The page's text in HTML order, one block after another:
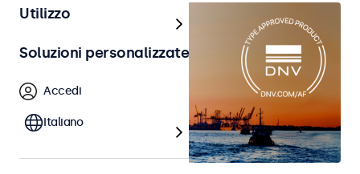
Utilizzo
Soluzioni personalizzate
Accedi
Italiano